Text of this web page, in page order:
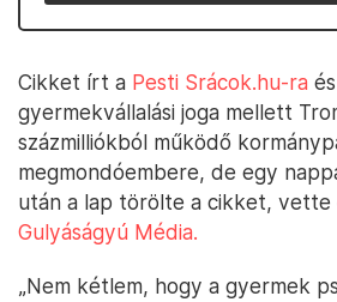
Cikket írt a Pesti Srácok.hu-ra
gyermekvállalási joga mellett
százmilliókból működő
megmondóembere, de egy
után a lap törölte a cikket, vette
Gulyáságyú Média.
„Nem kétlem, hogy a gyermek